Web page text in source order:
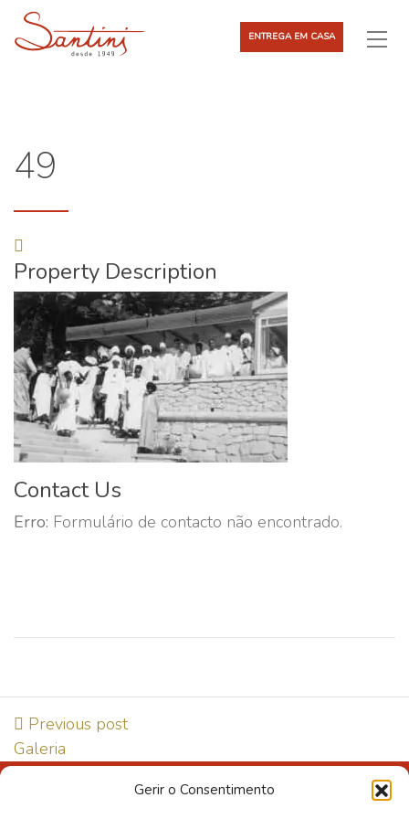
Gerir o Consentimento
ENTREGA EM CASA
49
Property Description
Contact Us
Erro: Formulário de contacto não encontrado.
Previous post
Galeria